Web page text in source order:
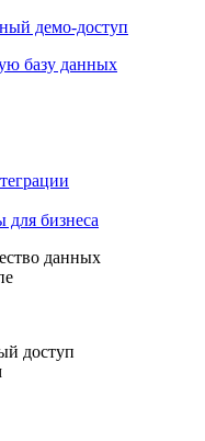
демо-доступ
базу данных
бизнеса
данных
доступ